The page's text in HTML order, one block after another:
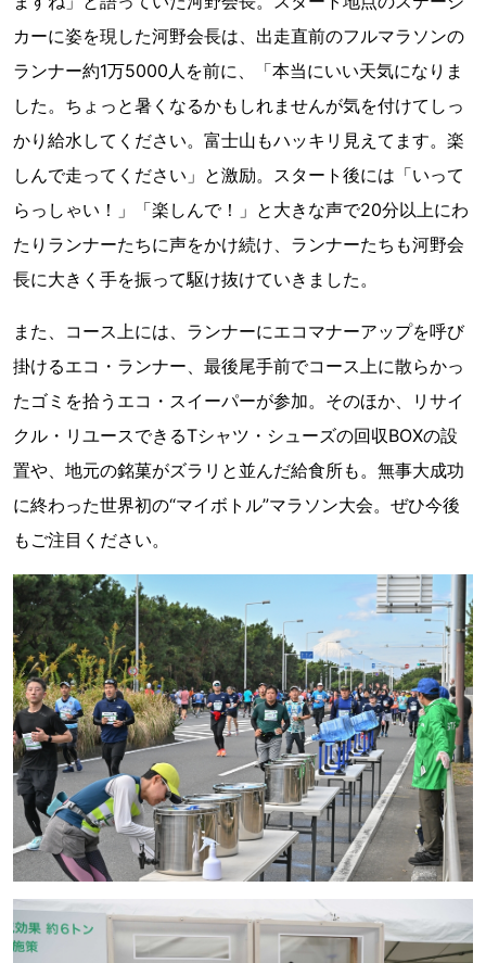
カーに姿を現した河野会長は、出走直前のフルマラソンの
ランナー約1万5000人を前に、「本当にいい天気になりま
した。ちょっと暑くなるかもしれませんが気を付けてしっ
かり給水してください。富士山もハッキリ見えてます。楽
しんで走ってください」と激励。スタート後には「いって
らっしゃい！」「楽しんで！」と大きな声で20分以上にわ
たりランナーたちに声をかけ続け、ランナーたちも河野会
長に大きく手を振って駆け抜けていきました。
また、コース上には、ランナーにエコマナーアップを呼び
掛けるエコ・ランナー、最後尾手前でコース上に散らかっ
たゴミを拾うエコ・スイーパーが参加。そのほか、リサイ
クル・リユースできるTシャツ・シューズの回収BOXの設
置や、地元の銘菓がズラリと並んだ給食所も。無事大成功
に終わった世界初の“マイボトル”マラソン大会。ぜひ今後
もご注目ください。